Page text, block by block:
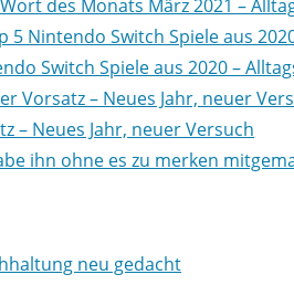
des Monats März 2021 –
5 Nintendo Switch Spiele aus
Switch Spiele aus 2020 –
Vorsatz – Neues Jahr, neuer
– Neues Jahr, neuer Versuch
ihn ohne es zu merken
neu gedacht